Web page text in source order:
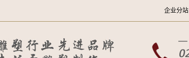
企业分站